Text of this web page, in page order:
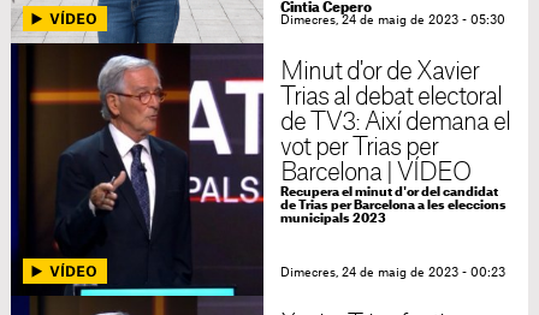
Cintia Cepero
Dimecres, 24 de maig de 2023 - 05:30
Minut d'or de Xavier
Trias al debat electoral
de TV3: Així demana el
vot per Trias per
Barcelona | VÍDEO
Recupera el minut d'or del candidat
de Trias per Barcelona a les eleccions
municipals 2023
Dimecres, 24 de maig de 2023 - 00:23